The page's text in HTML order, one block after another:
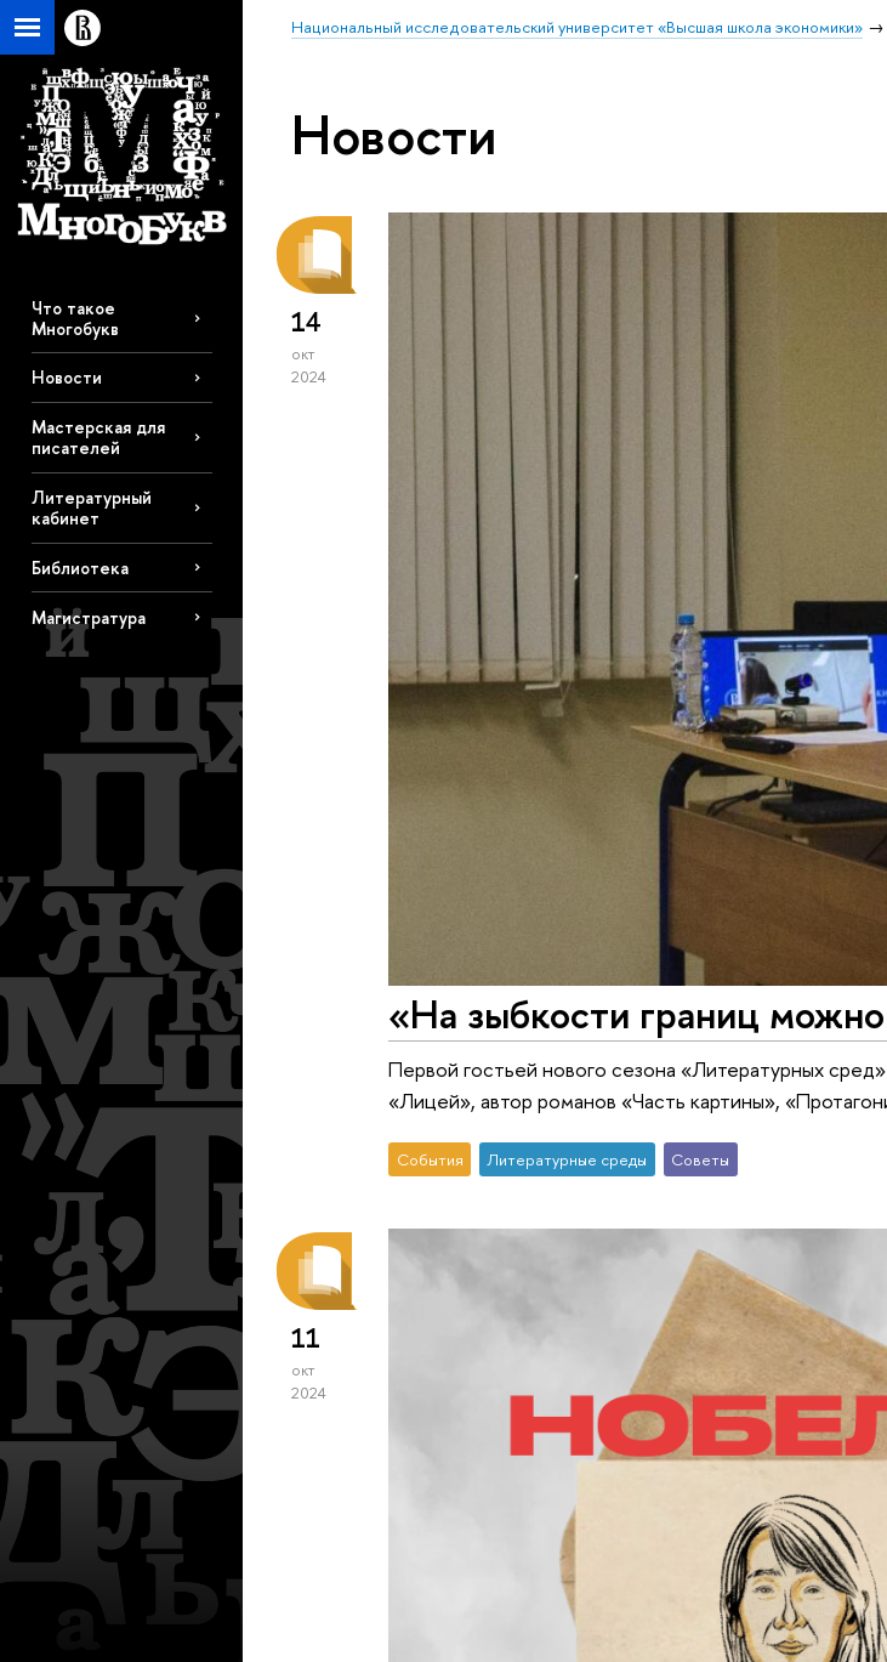
Национальный исследовательский университет «Высшая школа экономики»
Что такое
Многобукв
Новости
Мастерская для
писателей
Литературный
кабинет
Библиотека
Магистратура
Новости
14
окт
2024
«На зыбкости границ
Первой гостьей нового сезона «Литературных
«Лицей», автор романов «Часть картины»,
События Литературные среды Советы
11
окт
2024